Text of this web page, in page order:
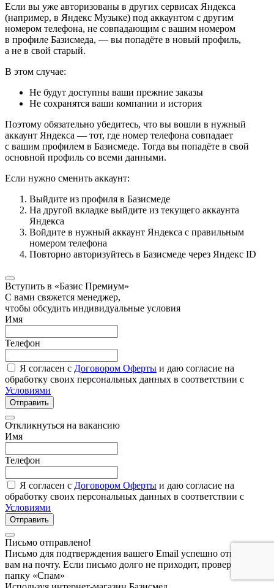
Если вы уже авторизованы в других сервисах Яндекса
(например, в Яндекс Музыке) под аккаунтом с другим
номером телефона, не совпадающим с вашим номером
в профиле Базисмеда, — вы попадёте в новый профиль,
а не в свой старый.
В этом случае:
Не будут доступны ваши прежние заказы
Не сохранятся ваши компании и история
Поэтому обязательно убедитесь, что вы вошли в нужный
аккаунт Яндекса — тот, где номер телефона совпадает
с вашим профилем в Базисмеде. Тогда вы попадёте в свой
основной профиль со всеми данными.
Если нужно сменить аккаунт:
Выйдите из профиля в Базисмеде
На другой вкладке выйдите из текущего аккаунта
Яндекса
Войдите в нужный аккаунт Яндекса с правильным
номером телефона
Повторно авторизуйтесь в Базисмеде через Яндекс ID
Вступить в «Базис Премиум»
С вами свяжется менеджер,
чтобы обсудить индивидуальные условия
Имя
Телефон
Я согласен с Договором Оферты и даю согласие на
обработку своих персональных данных в соответствии с
Условиями
Отправить
Откликнуться на вакансию
Имя
Телефон
Я согласен с Договором Оферты и даю согласие на
обработку своих персональных данных в соответствии с
Условиями
Отправить
Письмо отправлено!
Письмо для подтверждения вашего Email успешно отправлено
вам на почту. Если письмо долго не приходит, проверьте
папку «Спам»